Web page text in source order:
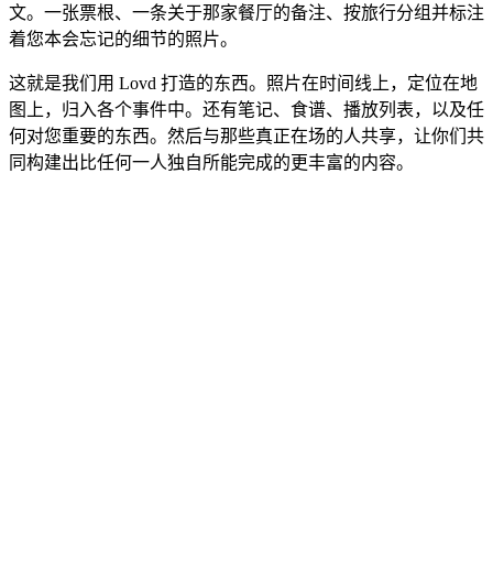
文。一张票根、一条关于那家餐厅的备注、按旅行分组并标注
着您本会忘记的细节的照片。
这就是我们用 Lovd 打造的东西。照片在时间线上，定位在地
图上，归入各个事件中。还有笔记、食谱、播放列表，以及任
何对您重要的东西。然后与那些真正在场的人共享，让你们共
同构建出比任何一人独自所能完成的更丰富的内容。